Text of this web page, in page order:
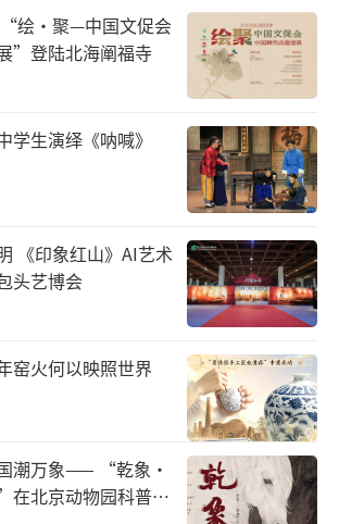
乐版，曾以一晚上11万的点击率
录。除了这支视频，墨韵还用古
，凭借其扎实的演奏技法、超
服了广大的年轻粉丝，甚至成
闪光少女》中的古筝高手“千指
B站、抖音等社交媒体平台，不
称为“大神”的民乐博主，他们
的学院派，也可能是热爱传统
者。无论他们专业与否，共通
老的民族乐器发出这个时代的
与动漫、手游、影视曲目、流行
，配上富有视觉冲击力的演奏
人的欣赏与认可。
绘·聚—中国文促会
”登陆北海阐福寺
学生演绎《呐喊》
《印象红山》AI艺术
头艺博会
窑火何以映照世界
象—— “乾象·
在北京动物园科普馆